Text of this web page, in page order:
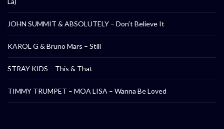
JOHN SUMMIT & ABSOLUTELY – Don’t Believe It
KAROL G & Bruno Mars – Still
STRAY KIDS – This & That
TIMMY TRUMPET – MOA LISA – Wanna Be Loved